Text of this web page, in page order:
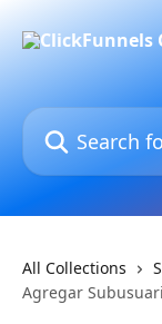
Search for
All Collections
Agregar